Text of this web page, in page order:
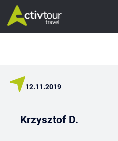
12.11.2019
Krzysztof D.